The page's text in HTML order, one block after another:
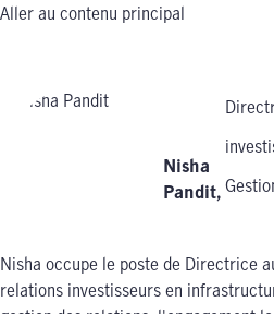
Aller au contenu principal
Nisha
Pandit,
Nisha occupe le poste de Directrice
relations investisseurs en